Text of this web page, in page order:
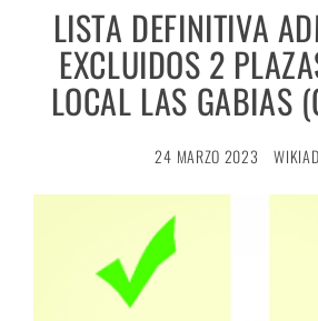
LISTA DEFINITIVA
EXCLUIDOS 2
LOCAL LAS GABIAS
24 MARZO 2023